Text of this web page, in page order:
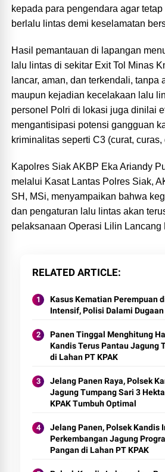
kepada para pengendara agar
berlalu lintas demi keselamatan
Hasil pemantauan di lapangan
lalu lintas di sekitar Exit Tol Minas
lancar, aman, dan terkendali, tanpa
maupun kejadian kecelakaan lalu
personel Polri di lokasi juga dinilai
mengantisipasi potensi gangguan
kriminalitas seperti C3 (curat, curas,
Kapolres Siak AKBP Eka Ariandy
melalui Kasat Lantas Polres Siak,
SH, MSi, menyampaikan bahwa
dan pengaturan lalu lintas akan
pelaksanaan Operasi Lilin Lancang
RELATED ARTICLE
Kasus Kematian Perempuan
Intensif, Polisi Dalami
Panen Tinggal Menghitung
Kandis Terus Pantau Jagung
di Lahan PT KPAK
Jelang Panen Raya, Polsek
Jagung Tumpang Sari 3
KPAK Tumbuh Optimal
Jelang Panen, Polsek Kandis
Perkembangan Jagung
Pangan di Lahan PT KPAK